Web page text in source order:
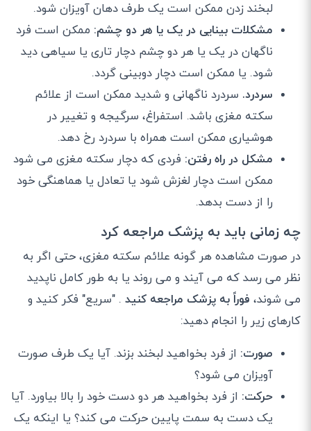
لبخند زدن ممکن است یک طرف دهان آویزان شود.
مشکلات بینایی در یک یا هر دو چشم: ممکن است فرد
ناگهان در یک یا هر دو چشم دچار تاری یا سیاهی دید
شود. یا ممکن است دچار دوبینی گردد.
سردرد. سردرد ناگهانی و شدید ممکن است از علائم
سکته مغزی باشد. استفراغ، سرگیجه و تغییر در
هوشیاری ممکن است همراه با سردرد رخ دهد.
مشکل در راه رفتن: فردی که دچار سکته مغزی می شود
ممکن است دچار لغزش شود یا تعادل یا هماهنگی خود
را از دست بدهد.
چه زمانی باید به پزشک مراجعه کرد
در صورت مشاهده هر گونه علائم سکته مغزی، حتی اگر به
نظر می رسد که می آیند و می روند یا به طور کامل ناپدید
می شوند، فوراً به پزشک مراجعه کنید . "سریع" فکر کنید و
کارهای زیر را انجام دهید:
صورت: از فرد بخواهید لبخند بزند. آیا یک طرف صورت
آویزان می شود؟
حرکت: از فرد بخواهید هر دو دست خود را بالا بیاورد. آیا
یک دست به سمت پایین حرکت می کند؟ یا اینکه یک